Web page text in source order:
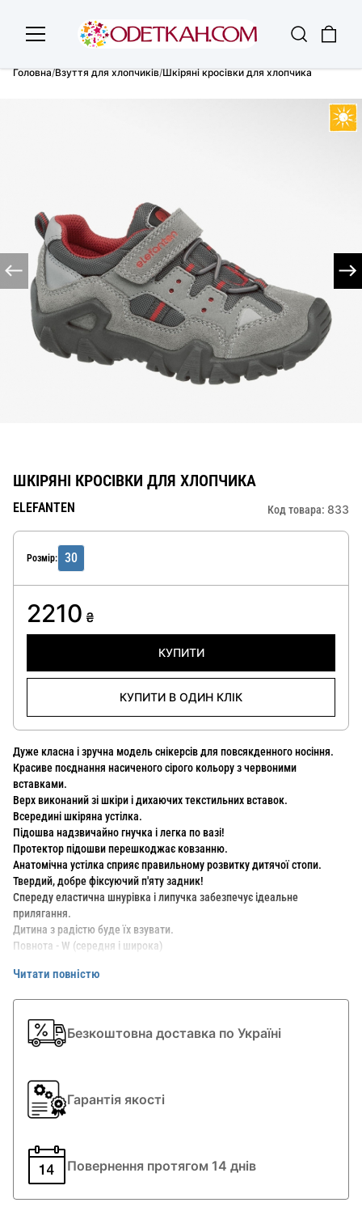
Головна/Взуття для хлопчиків/Шкіряні кросівки для хлопчика
ШКІРЯНІ КРОСІВКИ ДЛЯ ХЛОПЧИКА
ELEFANTEN Код товара: 833
Розмір: 30
2210 ₴
КУПИТИ
КУПИТИ В ОДИН КЛІК
Дуже класна і зручна модель снікерсів для повсякденного носіння.
Красиве поєднання насиченого сірого кольору з червоними
вставками.
Верх виконаний зі шкіри і дихаючих текстильних вставок.
Всередині шкіряна устілка.
Підошва надзвичайно гнучка і легка по вазі!
Протектор підошви перешкоджає ковзанню.
Анатомічна устілка сприяє правильному розвитку дитячої стопи.
Твердий, добре фіксуючий п'яту задник!
Спереду еластична шнурівка і липучка забезпечує ідеальне
прилягання.
Дитина з радістю буде їх взувати.
Повнота - W (середня і широка)
Додаткові плюси:
+ Легко доглядати за чистотою
+ Малюнок протектора на підошві забезпечує хороші зчеплення
Фірма ELEFANTEN (Елефант) виробляє виключно дитяче взуття.
створює жодних незручностей.
Читати повністю
Безкоштовна доставка по Україні
Гарантія якості
Повернення протягом 14 днів